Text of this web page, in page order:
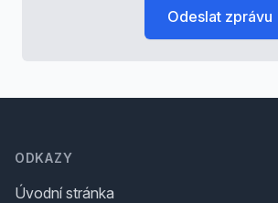
Odeslat zprávu
ODKAZY
Úvodní stránka